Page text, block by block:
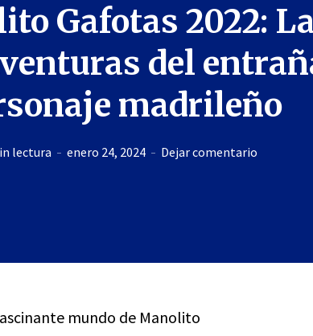
Gafotas 2022:
del
madrileño
lectura enero 24, 2024 Dejar comentario
mundo de Manolito